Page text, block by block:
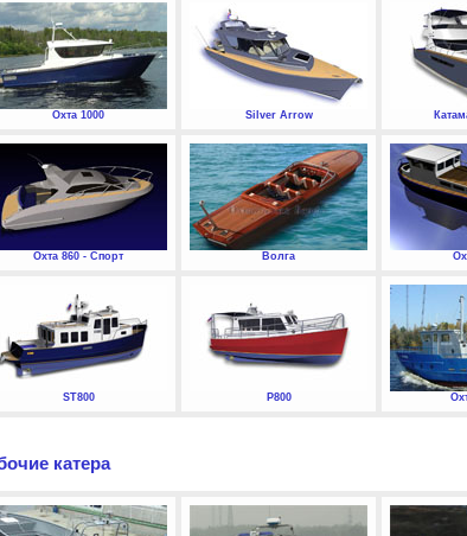
Охта 1000 Silver Arrow
Охта 860 - Спорт Волга
ST800 P800
катера